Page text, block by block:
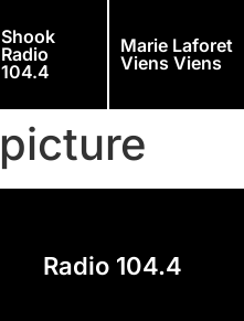
Shook
Radio
104.4
Marie Laforet
Viens Viens
picture
Radio 104.4